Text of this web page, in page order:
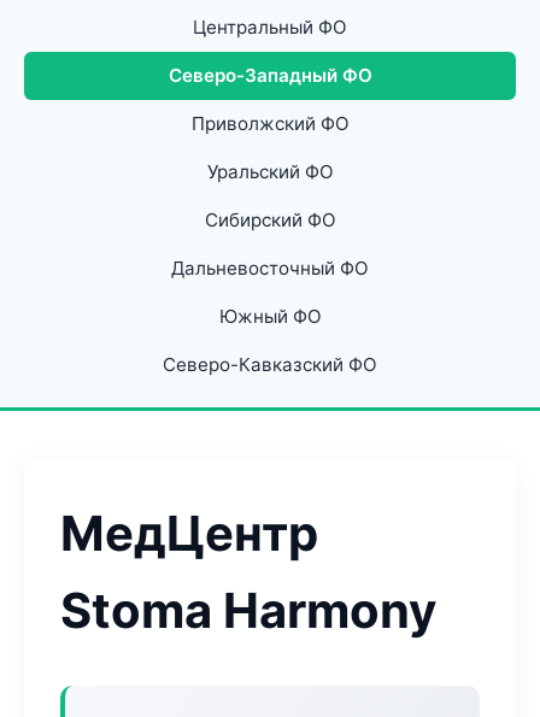
Центральный ФО
Северо-Западный ФО
Приволжский ФО
Уральский ФО
Сибирский ФО
Дальневосточный ФО
Южный ФО
Северо-Кавказский ФО
МедЦентр
Stoma Harmony